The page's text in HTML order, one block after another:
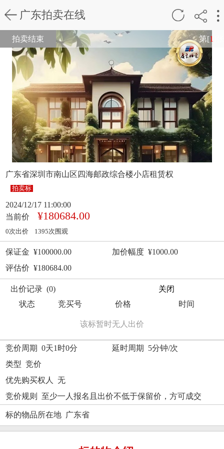
广东拍卖在线
拍卖结束 第[1
广东省深圳市南山区四海邮政综合楼小店租赁权
拍卖标
2024/12/17 11:00:00
当前价
¥180684.00
0次出价 1395次围观
保证金 ¥100000.00
加价幅度 ¥1000.00
评估价 ¥180684.00
出价记录 (0)
关闭
状态
竞买号 价格 时间
该标暂时无人出价
竞价周期 0天1时0分
延时周期 5分钟/次
类型 竞价
优先购买权人 无
竞价规则 至少一人报名且出价不低于保留价，方可成交
标的物品所在地 广东省